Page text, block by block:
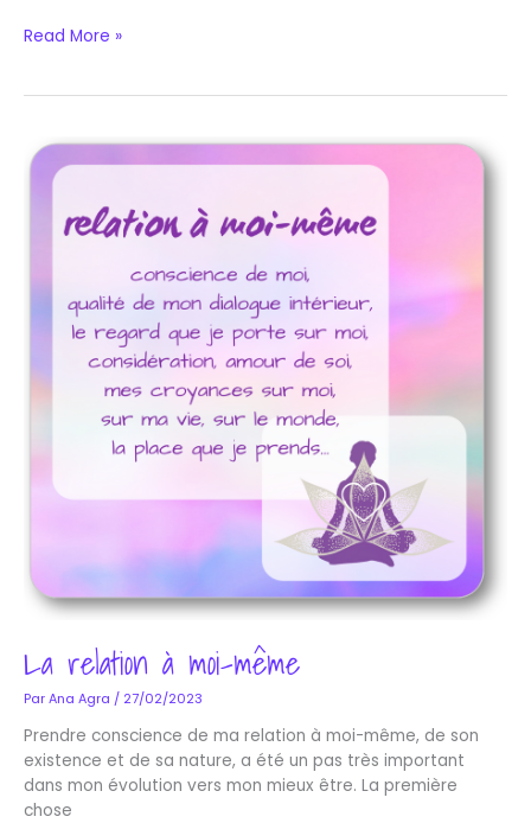
Read More »
La relation à moi-même
Par Ana Agra / 27/02/2023
Prendre conscience de ma relation à moi-même, de son
existence et de sa nature, a été un pas très important
dans mon évolution vers mon mieux être. La première
chose
La
relation